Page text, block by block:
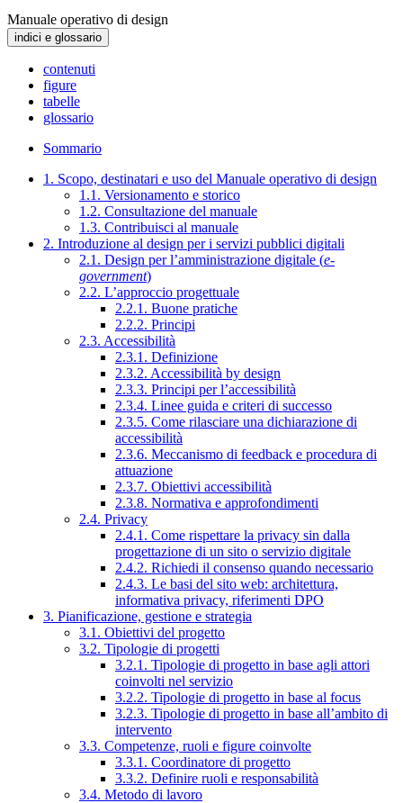
Manuale operativo di design
indici e glossario
contenuti
figure
tabelle
glossario
Sommario
1. Scopo, destinatari e uso del Manuale operativo di design
1.1. Versionamento e storico
1.2. Consultazione del manuale
1.3. Contribuisci al manuale
2. Introduzione al design per i servizi pubblici digitali
2.1. Design per l’amministrazione digitale (e-
government)
2.2. L’approccio progettuale
2.2.1. Buone pratiche
2.2.2. Principi
2.3. Accessibilità
2.3.1. Definizione
2.3.2. Accessibilità by design
2.3.3. Principi per l’accessibilità
2.3.4. Linee guida e criteri di successo
2.3.5. Come rilasciare una dichiarazione di
accessibilità
2.3.6. Meccanismo di feedback e procedura di
attuazione
2.3.7. Obiettivi accessibilità
2.3.8. Normativa e approfondimenti
2.4. Privacy
2.4.1. Come rispettare la privacy sin dalla
progettazione di un sito o servizio digitale
2.4.2. Richiedi il consenso quando necessario
2.4.3. Le basi del sito web: architettura,
informativa privacy, riferimenti DPO
3. Pianificazione, gestione e strategia
3.1. Obiettivi del progetto
3.2. Tipologie di progetti
3.2.1. Tipologie di progetto in base agli attori
coinvolti nel servizio
3.2.2. Tipologie di progetto in base al focus
3.2.3. Tipologie di progetto in base all’ambito di
intervento
3.3. Competenze, ruoli e figure coinvolte
3.3.1. Coordinatore di progetto
3.3.2. Definire ruoli e responsabilità
3.4. Metodo di lavoro